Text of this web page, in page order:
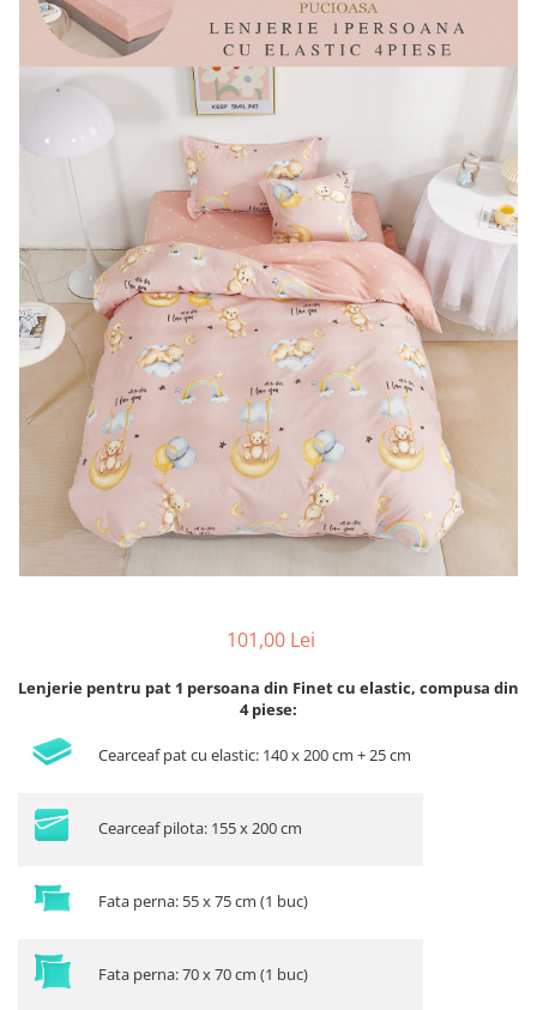
Lenjerii de pat Bumbac Poplin
Lenjerii de pat Catifea
Lenjerii de pat Damasc
Lenjerii de pat Finet + 2 Draperii
Lenjerii de pat Finet cu PLIURI
Lenjerii de pat finet Home
Lenjerii de pat Saten 4 piese cu
elastic
101,00 Lei
Lenjerie pentru pat 1 persoana din Finet cu elastic, compusa din
4 piese:
Cearceaf pat cu elastic: 140 x 200 cm + 25 cm
Cearceaf pilota: 155 x 200 cm
Fata perna: 55 x 75 cm (1 buc)
Fata perna: 70 x 70 cm (1 buc)